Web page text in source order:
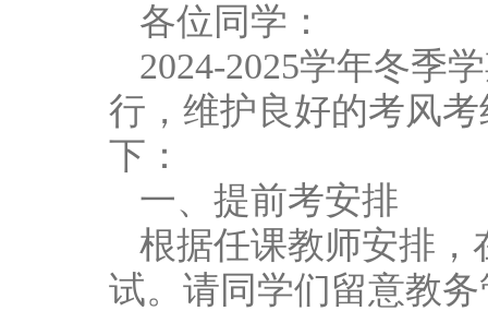
各位同学：
2024-2025学年冬季
行，维护良好的考风
下：
一、提前考安排
根据任课教师安排
试。请同学们留意教